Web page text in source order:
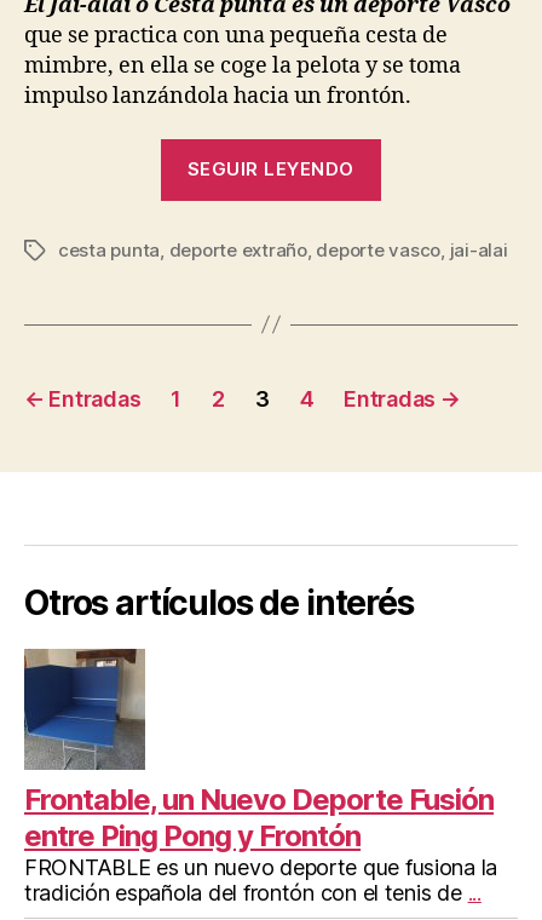
que se practica con una pequeña cesta de
mimbre, en ella se coge la pelota y se toma
impulso lanzándola hacia un frontón.
SEGUIR LEYENDO
deporte
Etiquetas
cesta punta deporte extraño, deporte vasco jai-alai
Paginación
entradas
← Entradas 1 2 3 4 Entradas →
Otros artículos de interés
Frontable, un Nuevo Deporte Fusión
entre Ping Pong y Frontón
FRONTABLE es un nuevo deporte que fusiona la
tradición española del frontón con el tenis de ...